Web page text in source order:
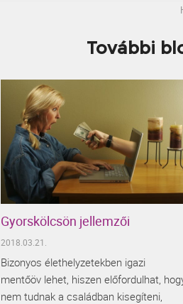
További
Gyorskölcsön jellemzői
2018.03.21.
Bizonyos élethelyzetekben igazi
mentőöv lehet, hiszen előfordulhat,
nem tudnak a családban kisegíteni,